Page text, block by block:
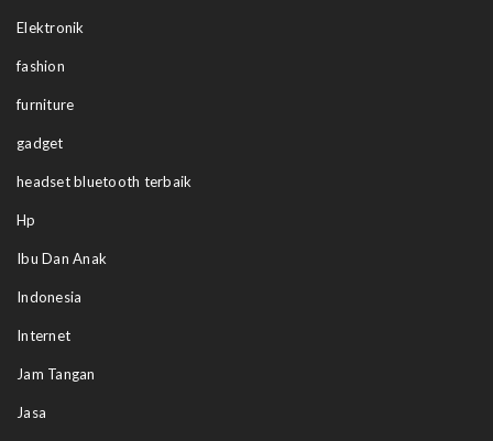
Elektronik
fashion
furniture
gadget
headset bluetooth terbaik
Hp
Ibu Dan Anak
Indonesia
Internet
Jam Tangan
Jasa